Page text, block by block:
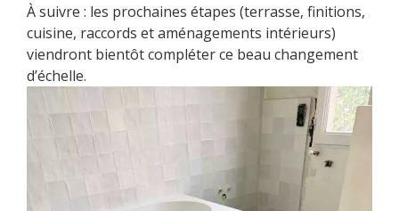
À suivre : les prochaines étapes (terrasse, finitions,
cuisine, raccords et aménagements intérieurs)
viendront bientôt compléter ce beau changement
d’échelle.